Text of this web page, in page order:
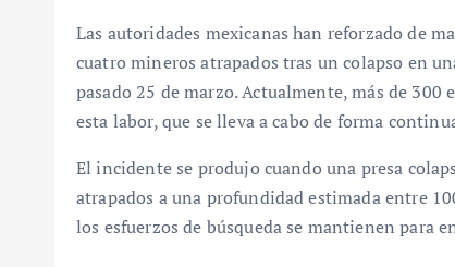
Las autoridades mexicanas han reforzado de
cuatro mineros atrapados tras un colapso en
pasado 25 de marzo. Actualmente, más de
esta labor, que se lleva a cabo de forma
El incidente se produjo cuando una presa
atrapados a una profundidad estimada entre
los esfuerzos de búsqueda se mantienen para